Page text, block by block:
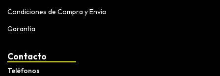
Condiciones de Compra y Envio
Garantia
Contacto
Teléfonos